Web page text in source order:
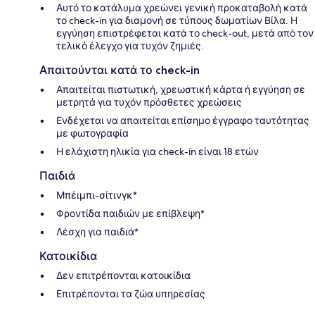
Αυτό το κατάλυμα χρεώνει γενική προκαταβολή κατά
το check-in για διαμονή σε τύπους δωματίων Βίλα. Η
εγγύηση επιστρέφεται κατά το check-out, μετά από τον
τελικό έλεγχο για τυχόν ζημιές.
Απαιτούνται κατά το check-in
Απαιτείται πιστωτική, χρεωστική κάρτα ή εγγύηση σε
μετρητά για τυχόν πρόσθετες χρεώσεις
Ενδέχεται να απαιτείται επίσημο έγγραφο ταυτότητας
με φωτογραφία
Η ελάχιστη ηλικία για check-in είναι 18 ετών
Παιδιά
Μπέιμπι-σίτινγκ*
Φροντίδα παιδιών με επίβλεψη*
Λέσχη για παιδιά*
Κατοικίδια
Δεν επιτρέπονται κατοικίδια
Επιτρέπονται τα ζώα υπηρεσίας